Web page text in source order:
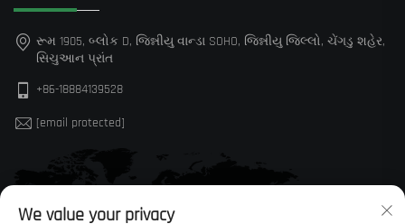
રૂમ 1905, બ્લોક D, જિન્નીયુ વાન્ડા SOHO, જિન્નીયુ જિલ્લો, ચેંગડુ શહેર,
સિચુઆન પ્રાંત
+86-18884139528
[email protected]
We value your privacy